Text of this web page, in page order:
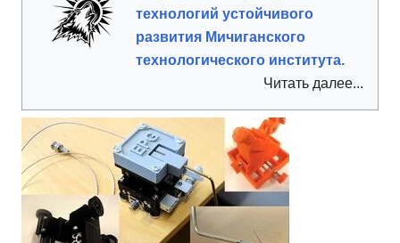
технологий устойчивого
развития Мичиганского
технологического института.
Читать далее...